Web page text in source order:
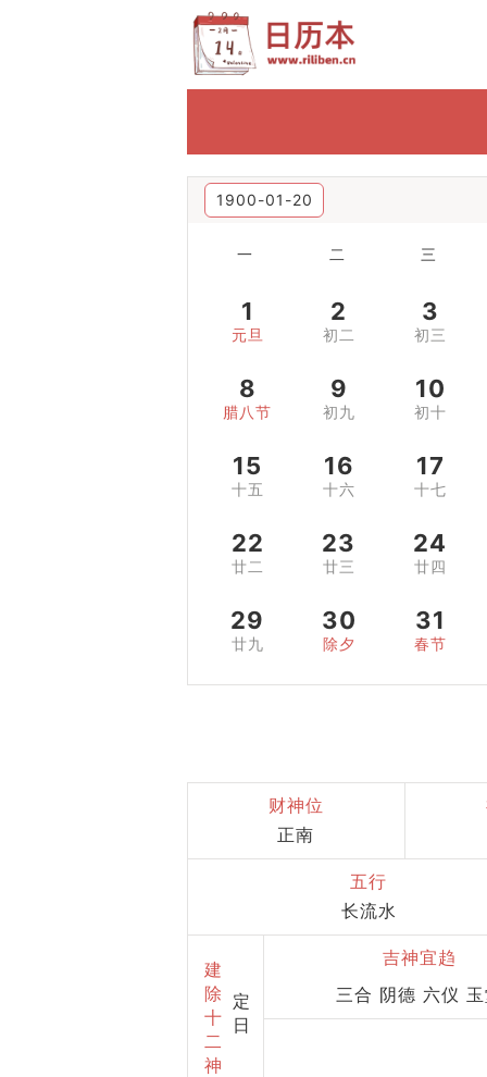
1900-01-20
一 二 三
1
元旦
2
初二
3
初三
8
腊八节
9
初九
10
初十
15
十五
16
十六
17
十七
22
廿二
23
廿三
24
廿四
29
廿九
30
除夕
31
春节
财神位
正南
五行
长流水
建
除
十
二
神
定
日
吉神宜趋
三合 阴德 六仪